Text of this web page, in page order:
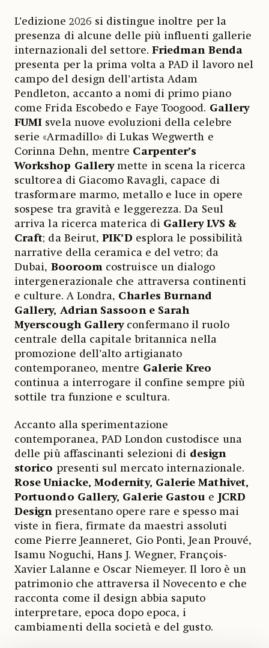
L’edizione 2026 si distingue inoltre per la
presenza di alcune delle più influenti gallerie
internazionali del settore. Friedman Benda
presenta per la prima volta a PAD il lavoro nel
campo del design dell’artista Adam
Pendleton, accanto a nomi di primo piano
come Frida Escobedo e Faye Toogood. Gallery
FUMI svela nuove evoluzioni della celebre
serie «Armadillo» di Lukas Wegwerth e
Corinna Dehn, mentre Carpenter’s
Workshop Gallerymette in scena la ricerca
scultorea di Giacomo Ravagli, capace di
trasformare marmo, metallo e luce in opere
sospese tra gravità e leggerezza. Da Seul
arriva la ricerca materica di Gallery LVS &
Craft; da Beirut,PIK’D esplora le possibilità
narrative della ceramica e del vetro; da
Dubai, Booroom costruisce un dialogo
intergenerazionale che attraversa continenti
e culture. A Londra, Charles Burnand
Gallery, Adrian Sassoon e Sarah
Myerscough Galleryconfermano il ruolo
centrale della capitale britannica nella
promozione dell’alto artigianato
contemporaneo, mentre Galerie Kreo
continua a interrogare il confine sempre più
sottile tra funzione e scultura.
Accanto alla sperimentazione
contemporanea, PAD London custodisce una
delle più affascinanti selezioni di design
storico presenti sul mercato internazionale.
Rose Uniacke, Modernity, Galerie Mathivet,
Portuondo Gallery, Galerie Gastou e JCRD
Designpresentano opere rare e spesso mai
viste in fiera, firmate da maestri assoluti
come Pierre Jeanneret, Gio Ponti, Jean Prouvé,
Isamu Noguchi, Hans J. Wegner, François-
Xavier Lalanne e Oscar Niemeyer. Il loro è un
patrimonio che attraversa il Novecento e che
racconta come il design abbia saputo
interpretare, epoca dopo epoca, i
cambiamenti della società e del gusto.